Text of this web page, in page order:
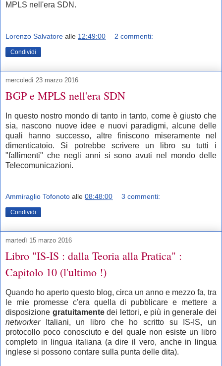
MPLS nell'era SDN.
Lorenzo Salvatore alle 12:49:00 2 commenti:
Condividi
mercoledì 23 marzo 2016
BGP e MPLS nell'era SDN
In questo nostro mondo di tanto in tanto, come è giusto che
sia, nascono nuove idee e nuovi paradigmi, alcune delle
quali hanno successo, altre finiscono miseramente nel
dimenticatoio. Si potrebbe scrivere un libro su tutti i
"fallimenti" che negli anni si sono avuti nel mondo delle
Telecomunicazioni.
Ammiraglio Tofonoto alle 08:48:00 3 commenti:
Condividi
martedì 15 marzo 2016
Libro "IS-IS : dalla Teoria alla Pratica" :
Capitolo 10 (l'ultimo !)
Quando ho aperto questo blog, circa un anno e mezzo fa, tra
le mie promesse c'era quella di pubblicare e mettere a
disposizione gratuitamentedei lettori, e più in generale dei
networker
Italiani, un libro che ho scritto su IS-IS, un
protocollo poco conosciuto e del quale non esiste un libro
completo in lingua italiana (a dire il vero, anche in lingua
inglese si possono contare sulla punta delle dita).